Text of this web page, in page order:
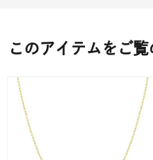
このアイテムをご